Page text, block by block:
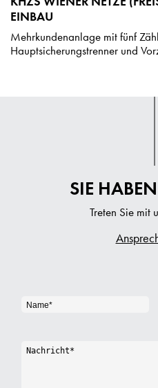
EINBAU
Mehrkundenanlage mit fünf
Hauptsicherungstrenner und
SIE
Treten Sie mit